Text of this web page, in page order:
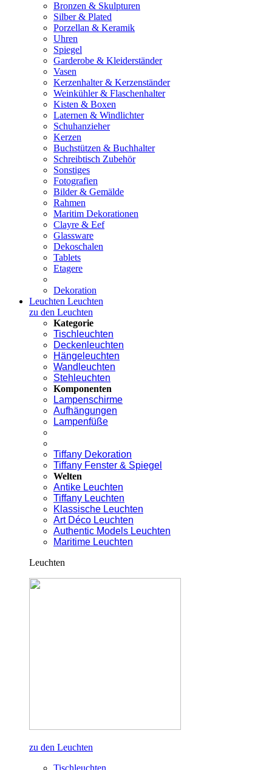
Bronzen & Skulpturen
Silber & Plated
Porzellan & Keramik
Uhren
Spiegel
Garderobe & Kleiderständer
Vasen
Kerzenhalter & Kerzenständer
Weinkühler & Flaschenhalter
Kisten & Boxen
Laternen & Windlichter
Schuhanzieher
Kerzen
Buchstützen & Buchhalter
Schreibtisch Zubehör
Sonstiges
Fotografien
Bilder & Gemälde
Rahmen
Maritim Dekorationen
Clayre & Eef
Glassware
Dekoschalen
Tablets
Etagere
Dekoration
Leuchten Leuchten
zu den Leuchten
Kategorie
Tischleuchten
Deckenleuchten
Hängeleuchten
Wandleuchten
Stehleuchten
Komponenten
Lampenschirme
Aufhängungen
Lampenfüße
Tiffany Dekoration
Tiffany Fenster & Spiegel
Welten
Antike Leuchten
Tiffany Leuchten
Klassische Leuchten
Art Déco Leuchten
Authentic Models Leuchten
Maritime Leuchten
Leuchten
zu den Leuchten
Tischleuchten